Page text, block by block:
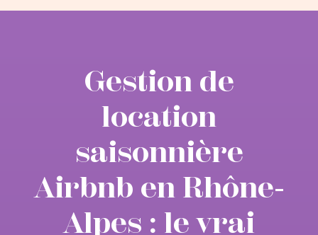
Gestion de
location
saisonnière
Airbnb en Rhône-
Alpes : le vrai